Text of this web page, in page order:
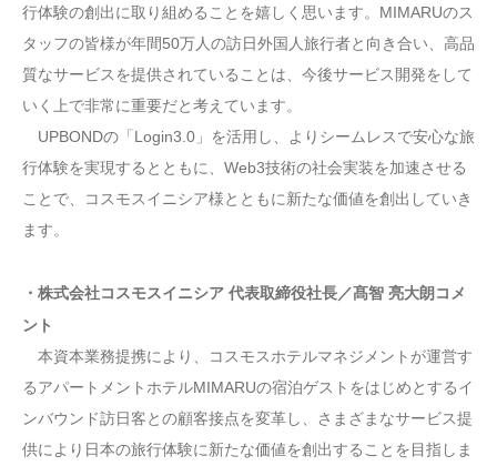
行体験の創出に取り組めることを嬉しく思います。MIMARUのス
タッフの皆様が年間50万人の訪日外国人旅行者と向き合い、高品
質なサービスを提供されていることは、今後サービス開発をして
いく上で非常に重要だと考えています。
UPBONDの「Login3.0」を活用し、よりシームレスで安心な旅
行体験を実現するとともに、Web3技術の社会実装を加速させる
ことで、コスモスイニシア様とともに新たな価値を創出していき
ます。
・株式会社コスモスイニシア 代表取締役社長／髙智 亮大朗コメ
ント
本資本業務提携により、コスモスホテルマネジメントが運営す
るアパートメントホテルMIMARUの宿泊ゲストをはじめとするイ
ンバウンド訪日客との顧客接点を変革し、さまざまなサービス提
供により日本の旅行体験に新たな価値を創出することを目指しま